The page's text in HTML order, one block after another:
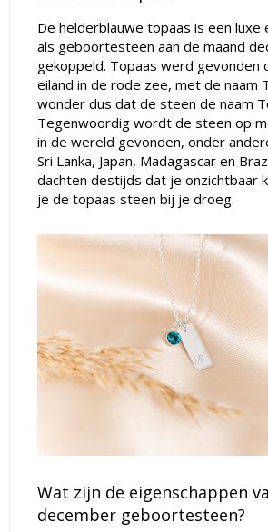
De helderblauwe topaas is een luxe
als geboortesteen aan de maand
gekoppeld. Topaas werd gevonden
eiland in de rode zee, met de naam
wonder dus dat de steen de naam
Tegenwoordig wordt de steen op
in de wereld gevonden, onder
Sri Lanka, Japan, Madagascar en
dachten destijds dat je onzichtbaar
je de topaas steen bij je droeg.
Wat zijn de eigenschappen
december geboortesteen?